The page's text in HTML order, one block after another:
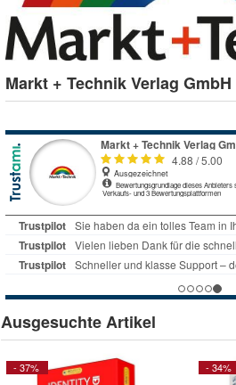
Markt + Technik Verlag GmbH
Ausgesuchte Artikel
- 37% - 34%